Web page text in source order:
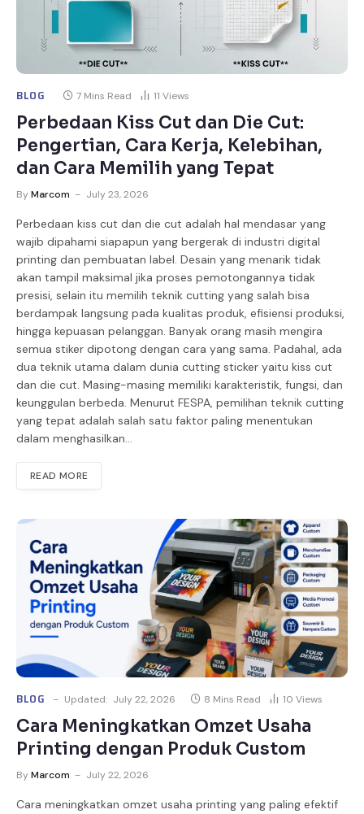
BLOG 7 Mins Read 11 Views
Perbedaan Kiss Cut dan Die Cut:
Pengertian, Cara Kerja, Kelebihan,
dan Cara Memilih yang Tepat
ByMarcom July 23, 2026
Perbedaan kiss cut dan die cut adalah hal mendasar yang
wajib dipahami siapapun yang bergerak di industri digital
printing dan pembuatan label. Desain yang menarik tidak
akan tampil maksimal jika proses pemotongannya tidak
presisi, selain itu memilih teknik cutting yang salah bisa
berdampak langsung pada kualitas produk, efisiensi produksi,
hingga kepuasan pelanggan. Banyak orang masih mengira
semua stiker dipotong dengan cara yang sama. Padahal, ada
dua teknik utama dalam dunia cutting sticker yaitu kiss cut
dan die cut. Masing-masing memiliki karakteristik, fungsi, dan
keunggulan berbeda. Menurut FESPA, pemilihan teknik cutting
yang tepat adalah salah satu faktor paling menentukan
dalam menghasilkan…
READ MORE
BLOG Updated: July 22, 2026 8 Mins Read 10 Views
Cara Meningkatkan Omzet Usaha
Printing dengan Produk Custom
ByMarcom July 22, 2026
Cara meningkatkan omzet usaha printing yang paling efektif